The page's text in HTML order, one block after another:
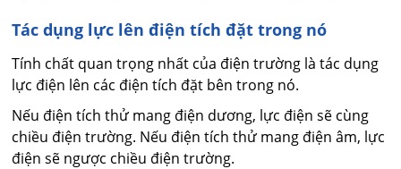
Tác dụng lực lên điện tích đặt trong nó
Tính chất quan trọng nhất của điện trường là tác dụng
lực điện lên các điện tích đặt bên trong nó.
Nếu điện tích thử mang điện dương, lực điện sẽ cùng
chiều điện trường. Nếu điện tích thử mang điện âm, lực
điện sẽ ngược chiều điện trường.